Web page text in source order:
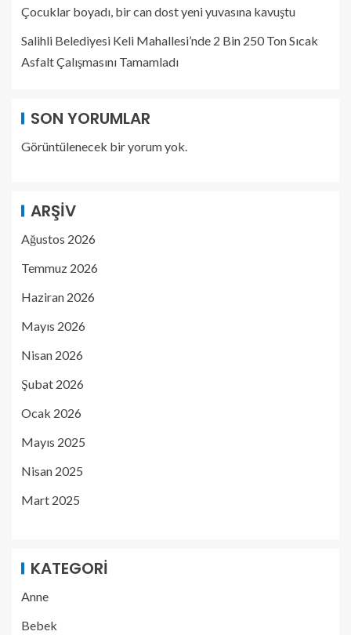
Çocuklar boyadı, bir can dost yeni yuvasına kavuştu
Salihli Belediyesi Keli Mahallesi’nde 2 Bin 250 Ton Sıcak
Asfalt Çalışmasını Tamamladı
SON YORUMLAR
Görüntülenecek bir yorum yok.
ARŞIV
Ağustos 2026
Temmuz 2026
Haziran 2026
Mayıs 2026
Nisan 2026
Şubat 2026
Ocak 2026
Mayıs 2025
Nisan 2025
Mart 2025
KATEGORI
Anne
Bebek